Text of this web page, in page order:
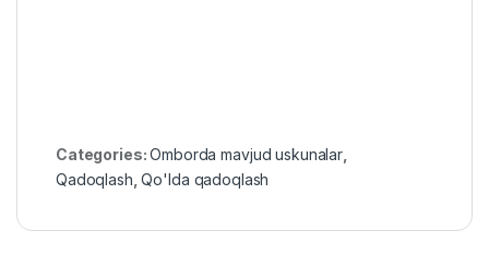
Categories:Omborda mavjud uskunalar,
Qadoqlash ,Qo'lda qadoqlash